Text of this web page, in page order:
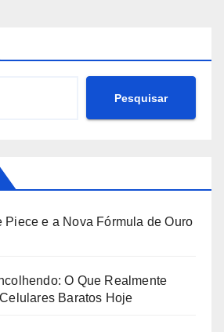
Pesquisar
Piece e a Nova Fórmula de Ouro
O Que Realmente
Baratos Hoje